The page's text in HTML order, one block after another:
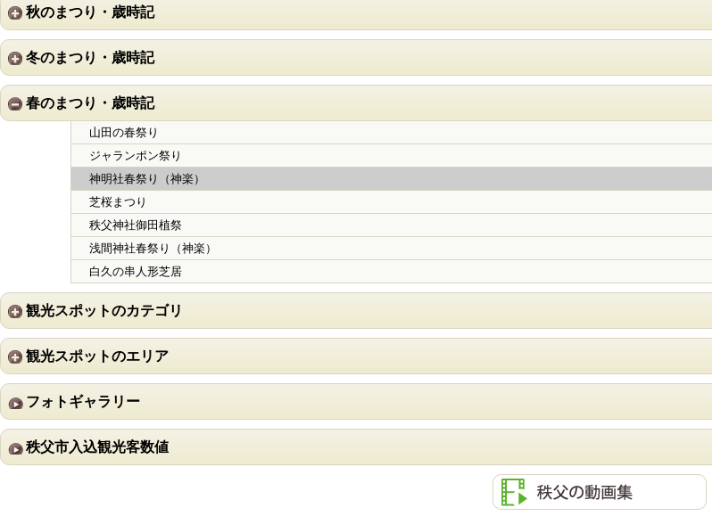
秋のまつり・歳時記
冬のまつり・歳時記
春のまつり・歳時記
山田の春祭り
ジャランポン祭り
神明社春祭り（神楽）
芝桜まつり
秩父神社御田植祭
浅間神社春祭り（神楽）
白久の串人形芝居
観光スポットのカテゴリ
観光スポットのエリア
フォトギャラリー
秩父市入込観光客数値